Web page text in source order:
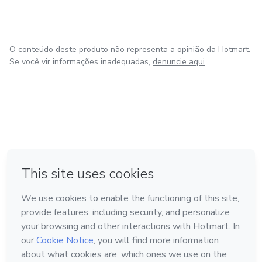
O conteúdo deste produto não representa a opinião da Hotmart.
Se você vir informações inadequadas, denuncie aqui
Feito com ❤ em Bogotá
Conheça a Hotmart